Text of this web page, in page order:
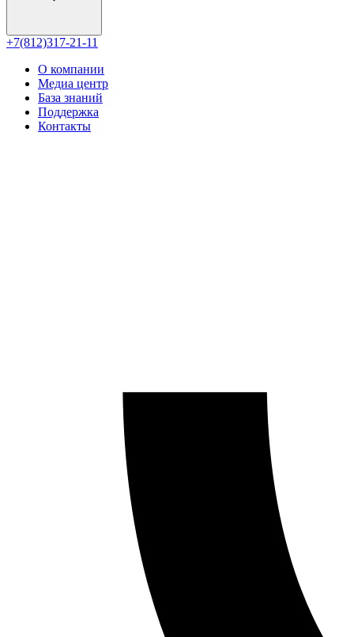
+7(812)317-21-11
О компании
Медиа центр
База знаний
Поддержка
Контакты